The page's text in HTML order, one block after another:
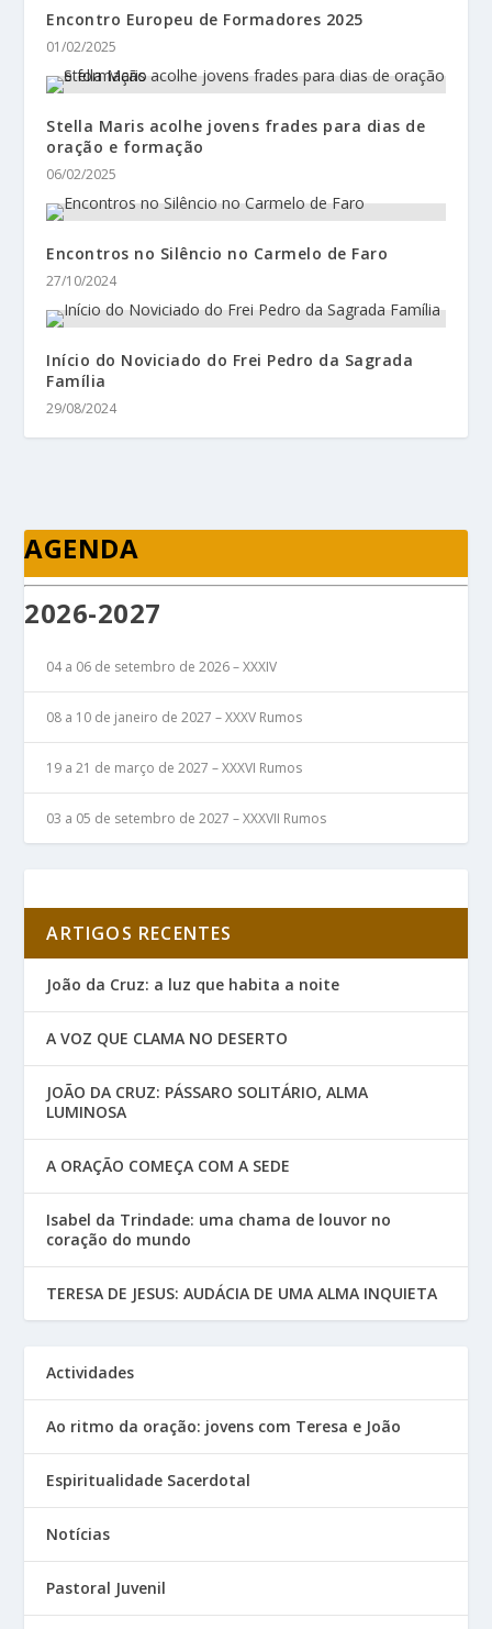
Encontro Europeu de Formadores 2025
01/02/2025
Stella Maris acolhe jovens frades para dias de
oração e formação
06/02/2025
Encontros no Silêncio no Carmelo de Faro
27/10/2024
Início do Noviciado do Frei Pedro da Sagrada
Família
29/08/2024
AGENDA
2026-2027
04 a 06 de setembro de 2026 – XXXIV
08 a 10 de janeiro de 2027 – XXXV Rumos
19 a 21 de março de 2027 – XXXVI Rumos
03 a 05 de setembro de 2027 – XXXVII Rumos
ARTIGOS RECENTES
João da Cruz: a luz que habita a noite
A VOZ QUE CLAMA NO DESERTO
JOÃO DA CRUZ: PÁSSARO SOLITÁRIO, ALMA
LUMINOSA
A ORAÇÃO COMEÇA COM A SEDE
Isabel da Trindade: uma chama de louvor no
coração do mundo
TERESA DE JESUS: AUDÁCIA DE UMA ALMA INQUIETA
Actividades
Ao ritmo da oração: jovens com Teresa e João
Espiritualidade Sacerdotal
Notícias
Pastoral Juvenil